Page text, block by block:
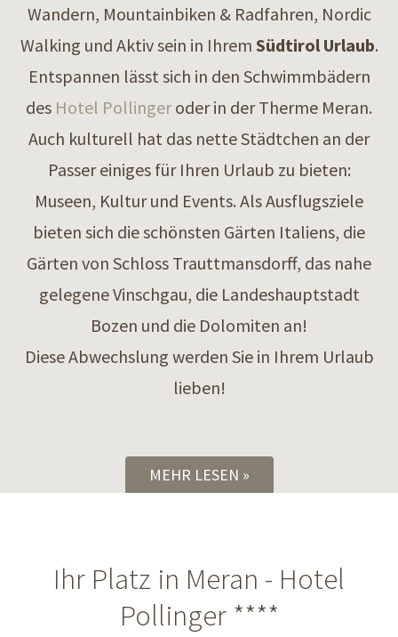
Wandern, Mountainbiken & Radfahren, Nordic
Walking und Aktiv sein in Ihrem Südtirol Urlaub.
Entspannen lässt sich in den Schwimmbädern
des Hotel Pollingeroder in der Therme Meran.
Auch kulturell hat das nette Städtchen an der
Passer einiges für Ihren Urlaub zu bieten:
Museen, Kultur und Events. Als Ausflugsziele
bieten sich die schönsten Gärten Italiens, die
Gärten von Schloss Trauttmansdorff, das nahe
gelegene Vinschgau, die Landeshauptstadt
Bozen und die Dolomiten an!
Diese Abwechslung werden Sie in Ihrem Urlaub
lieben!
MEHR LESEN
Ihr Platz in Meran - Hotel
Pollinger ****